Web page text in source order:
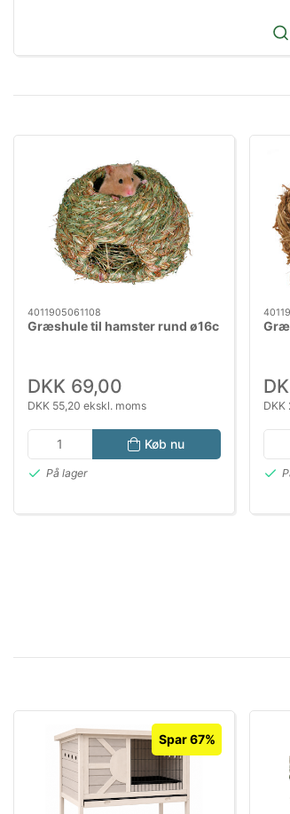
4011905061108
Græshule til hamster rund ø16c
DKK 69,00
DKK 55,20 ekskl. moms
Køb nu
På lager
DKK
Spar 67%